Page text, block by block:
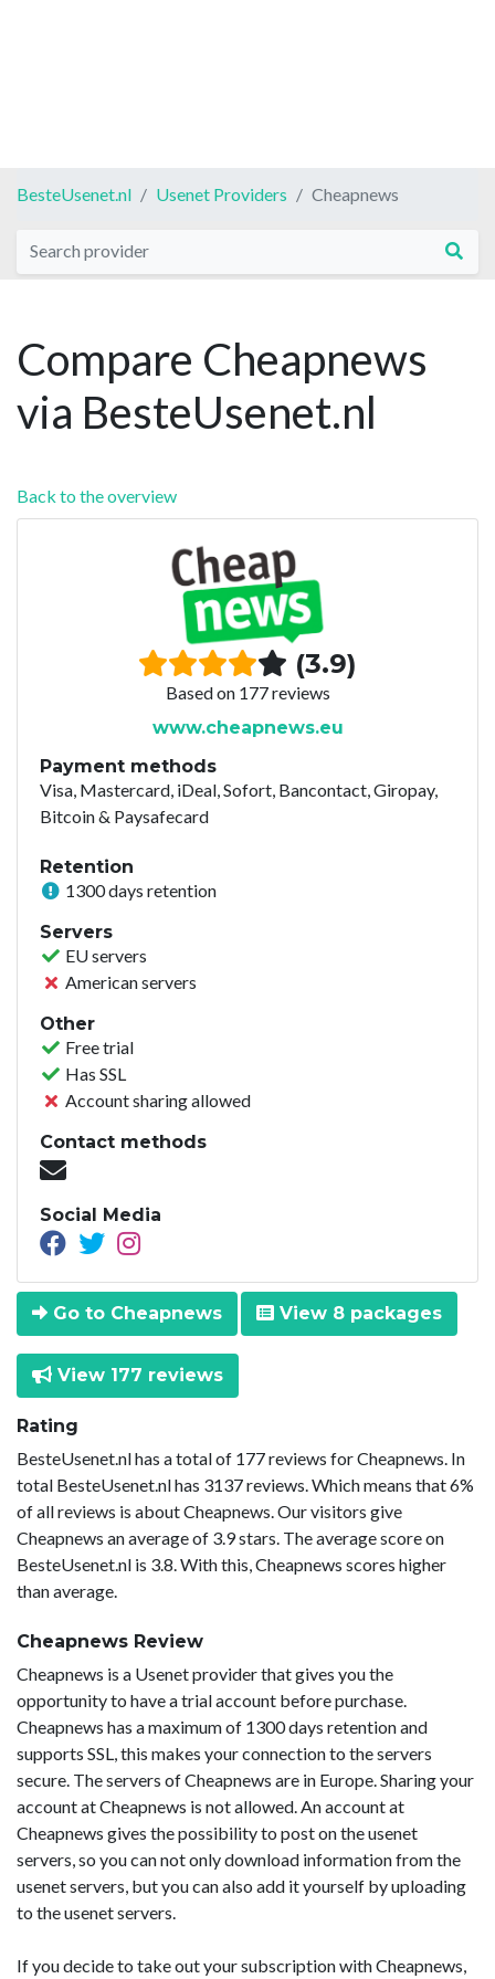
BesteUsenet.nl Usenet Providers Cheapnews
Compare Cheapnews
via BesteUsenet.nl
Back to the overview
(3.9)
Based on 177 reviews
www.cheapnews.eu
Payment methods
Visa, Mastercard, iDeal, Sofort, Bancontact, Giropay,
Bitcoin & Paysafecard
Retention
1300 days retention
Servers
EU servers
American servers
Other
Free trial
Has SSL
Account sharing allowed
Contact methods
Social Media
Go to Cheapnews View 8 packages
View 177 reviews
Rating
BesteUsenet.nl has a total of 177 reviews for Cheapnews. In
total BesteUsenet.nl has 3137 reviews. Which means that 6%
of all reviews is about Cheapnews. Our visitors give
Cheapnews an average of 3.9 stars. The average score on
BesteUsenet.nl is 3.8. With this, Cheapnews scores higher
than average.
Cheapnews Review
Cheapnews is a Usenet provider that gives you the
opportunity to have a trial account before purchase.
Cheapnews has a maximum of 1300 days retention and
supports SSL, this makes your connection to the servers
secure. The servers of Cheapnews are in Europe. Sharing your
account at Cheapnews is not allowed. An account at
Cheapnews gives the possibility to post on the usenet
servers, so you can not only download information from the
usenet servers, but you can also add it yourself by uploading
to the usenet servers.
If you decide to take out your subscription with Cheapnews,